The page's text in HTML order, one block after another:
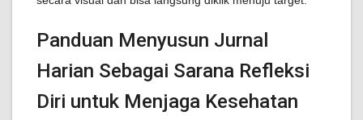
Panduan Menyusun Jurnal
Harian Sebagai Sarana Refleksi
Diri untuk Menjaga Kesehatan